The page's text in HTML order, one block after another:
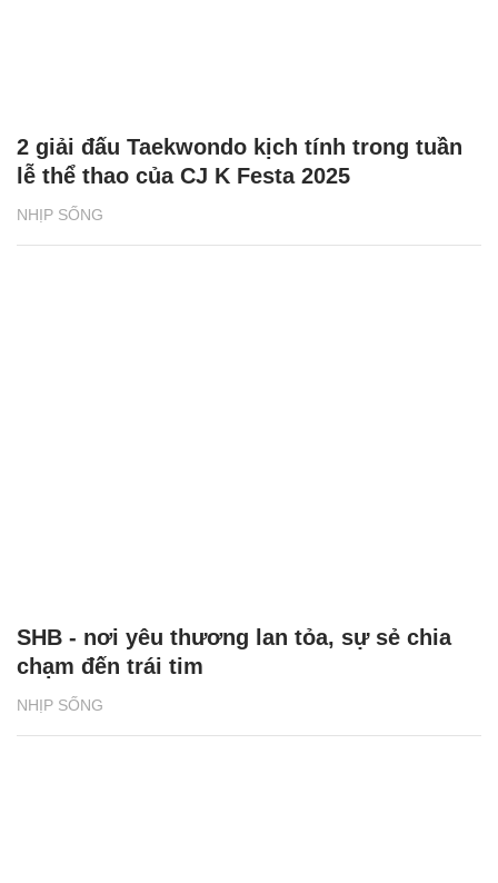
NHỊP SỐNG
2 giải đấu Taekwondo kịch tính trong tuần
lễ thể thao của CJ K Festa 2025
NHỊP SỐNG
SHB - nơi yêu thương lan tỏa, sự sẻ chia
chạm đến trái tim